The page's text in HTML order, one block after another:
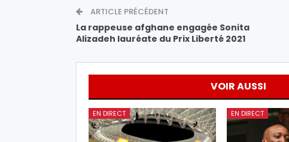
ARTICLE PRÉCÉDENT
La rappeuse afghane engagée Sonita
Alizadeh lauréate du Prix Liberté 2021
VOIR AUSSI
EN DIRECT EN DIRECT